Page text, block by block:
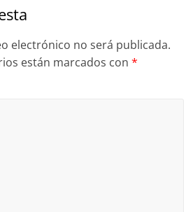
electrónico no será publicada.
están marcados con*